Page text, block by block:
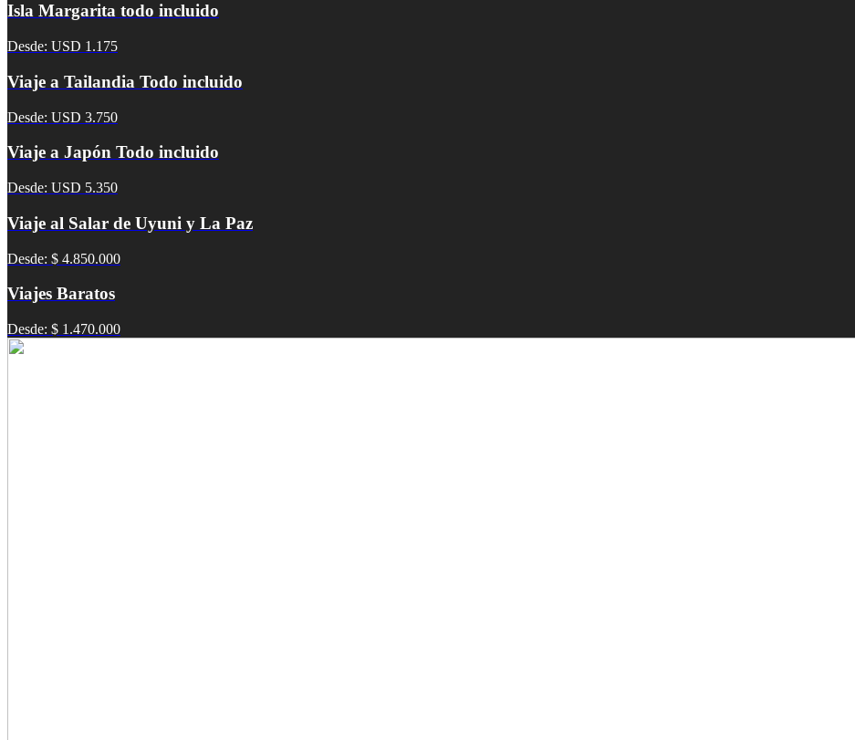
Isla Margarita todo incluido
Desde: USD 1.175
Viaje a Tailandia Todo incluido
Desde: USD 3.750
Viaje a Japón Todo incluido
Desde: USD 5.350
Viaje al Salar de Uyuni y La Paz
Desde: $ 4.850.000
Viajes Baratos
Desde: $ 1.470.000